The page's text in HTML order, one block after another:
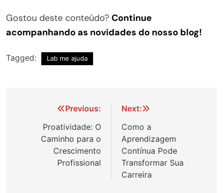
Gostou deste conteúdo? Continue
acompanhando as novidades do nosso blog!
Tagged: Lab me ajuda
NavegaçãoPrevious:
Proatividade: O
Caminho para o
Crescimento
Profissional
Next:
Como a
Aprendizagem
Contínua Pode
Transformar Sua
Carreira